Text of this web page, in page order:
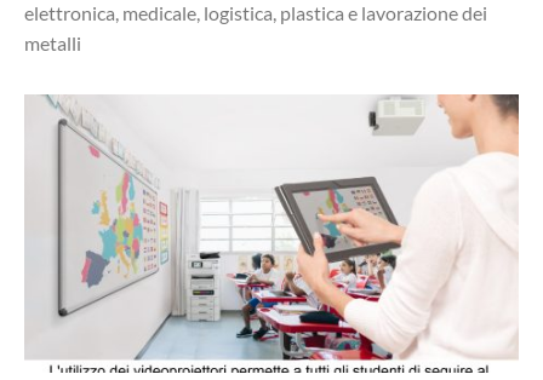
elettronica, medicale, logistica, plastica e lavorazione dei
metalli